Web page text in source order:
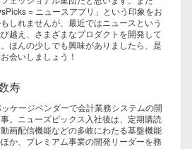
= ニュースアプリ」という印象をお
しれませんが、最近ではニュースという
越え、さまざまなプロダクトを開発して
ほんの少しでも興味がありましたら、是
会いしましょう！
寿
ケージベンダーで会計業務システムの開
。ニューズピックス入社後は、定期購読
画配信機能などの多岐にわたる基盤機能
か、プレミアム事業の開発リーダーを務